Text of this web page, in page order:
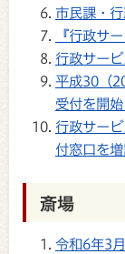
市民課・
『行政サ
行政サー
平成30（
受付を開
行政サー
付窓口を
斎場
令和6年3